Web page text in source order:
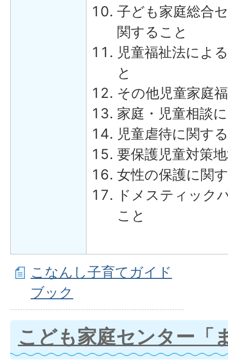
子ども家庭総合
関すること
児童福祉法によ
と
その他児童家庭
家庭・児童相談
児童虐待に関す
要保護児童対策
女性の保護に関
ドメスティック
こと
こなんし子育てガイド
ブック
こども家庭センター「